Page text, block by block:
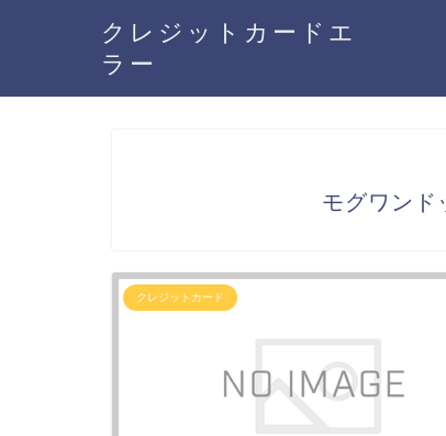
クレジットカードエ
ラー
モグワンド
クレジットカード